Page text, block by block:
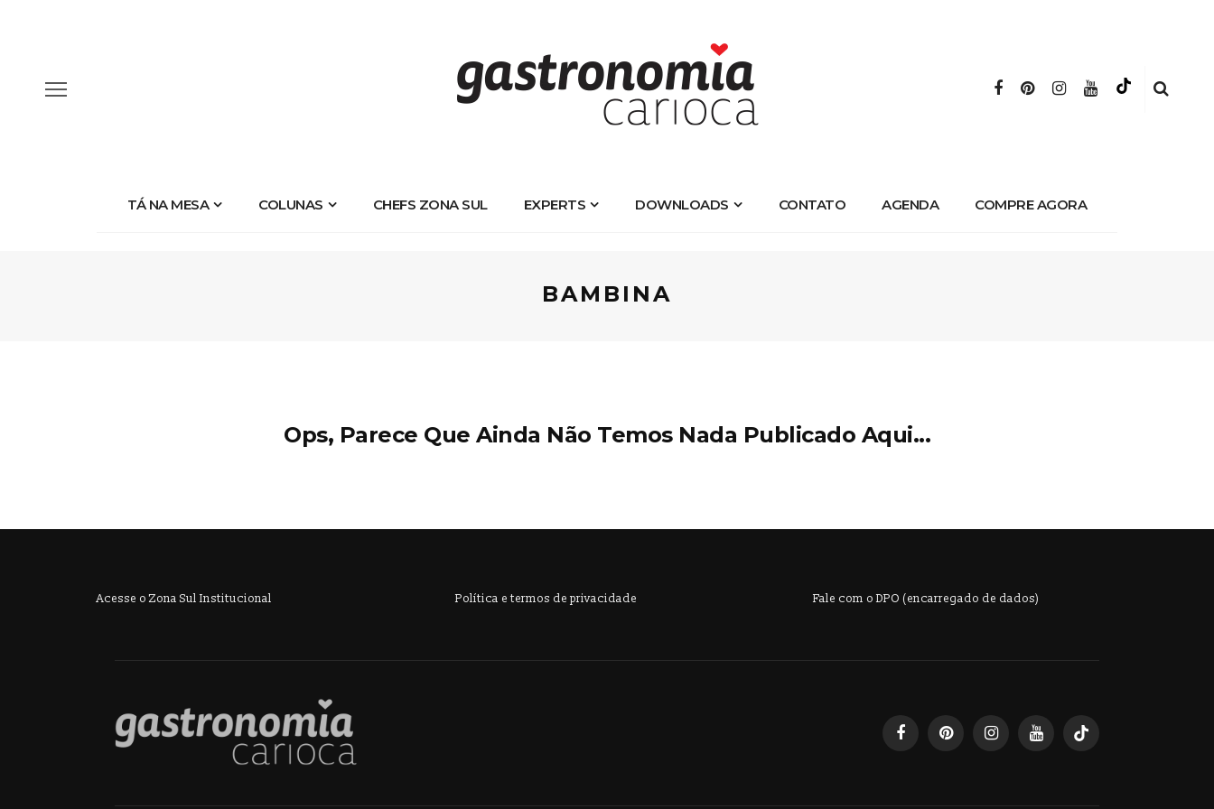
TÁ NA MESA COLUNAS CHEFS ZONA SUL EXPERTS DOWNLOADS CONTATO AGENDA COMPRE AGORA
BAMBINA
Ops, Parece Que Ainda Não Temos Nada Publicado Aqui...
Acesse o Zona Sul Institucional Política e termos de privacidade Fale com o DPO (encarregado de dados)